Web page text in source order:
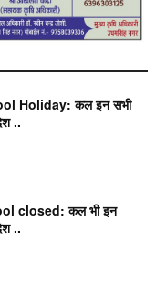
Holiday: कल इन सभी
..
closed: कल भी इन
..